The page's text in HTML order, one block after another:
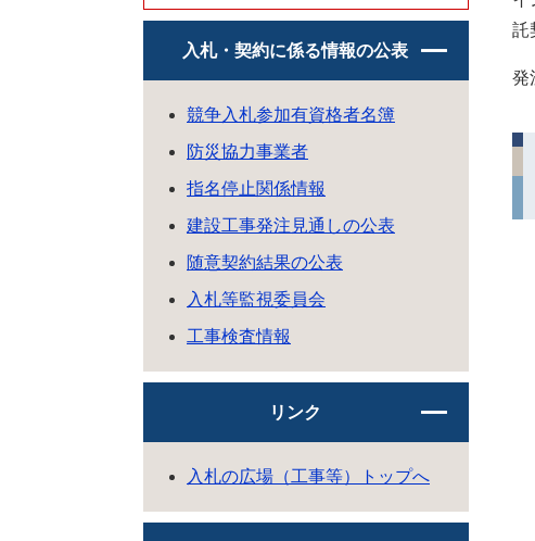
託
発
入札・契約に係る情報の公表
競争入札参加有資格者名簿
防災協力事業者
指名停止関係情報
建設工事発注見通しの公表
随意契約結果の公表
入札等監視委員会
工事検査情報
リンク
入札の広場（工事等）トップへ